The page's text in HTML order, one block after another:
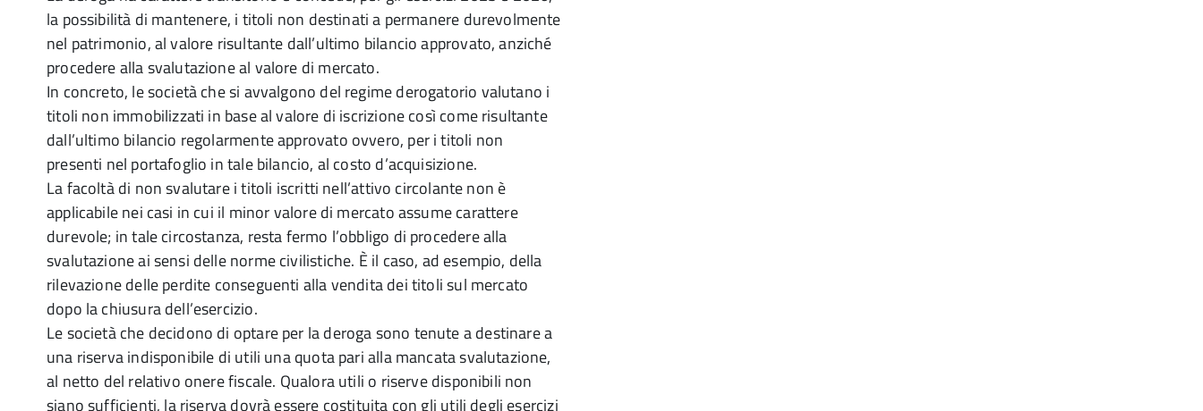
la possibilità di mantenere, i titoli non destinati a permanere durevolmente
nel patrimonio, al valore risultante dall’ultimo bilancio approvato, anziché
procedere alla svalutazione al valore di mercato.
In concreto, le società che si avvalgono del regime derogatorio valutano i
titoli non immobilizzati in base al valore di iscrizione così come risultante
dall’ultimo bilancio regolarmente approvato ovvero, per i titoli non
presenti nel portafoglio in tale bilancio, al costo d’acquisizione.
La facoltà di non svalutare i titoli iscritti nell’attivo circolante non è
applicabile nei casi in cui il minor valore di mercato assume carattere
durevole; in tale circostanza, resta fermo l’obbligo di procedere alla
svalutazione ai sensi delle norme civilistiche. È il caso, ad esempio, della
rilevazione delle perdite conseguenti alla vendita dei titoli sul mercato
dopo la chiusura dell’esercizio.
Le società che decidono di optare per la deroga sono tenute a destinare a
una riserva indisponibile di utili una quota pari alla mancata svalutazione,
al netto del relativo onere fiscale. Qualora utili o riserve disponibili non
siano sufficienti, la riserva dovrà essere costituita con gli utili degli esercizi